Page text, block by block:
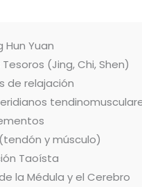
Hun Yuan
Tesoros (Jing, Chi, Shen)
de relajación
y músculo)
Taoísta
la Médula y el Cerebro